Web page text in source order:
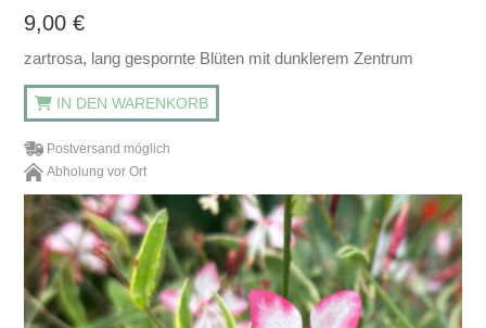
9,00€
zartrosa, lang gespornte Blüten mit dunklerem Zentrum
IN DEN WARENKORB
Postversand möglich
Abholung vor Ort